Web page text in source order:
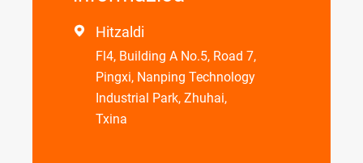
 Hitzaldi
Fl4, Building A No.5, Road 7,
Pingxi, Nanping Technology
Industrial Park, Zhuhai,
Txina